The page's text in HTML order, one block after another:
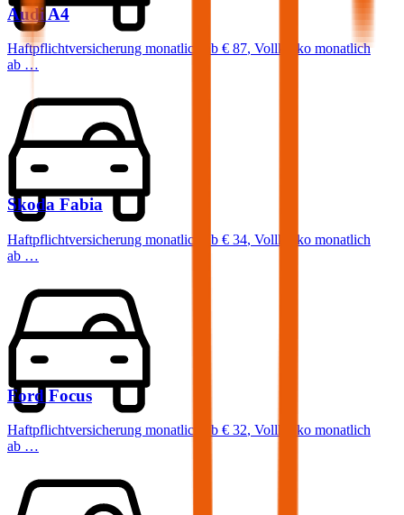
Audi A4
Haftpflichtversicherung monatlich ab € 87, Vollkasko monatlich
ab …
Skoda Fabia
Haftpflichtversicherung monatlich ab € 34, Vollkasko monatlich
ab …
Ford Focus
Haftpflichtversicherung monatlich ab € 32, Vollkasko monatlich
ab …